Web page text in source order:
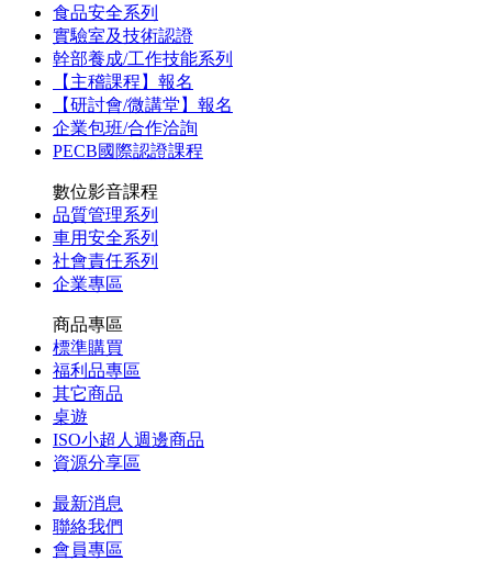
食品安全系列
實驗室及技術認證
幹部養成/工作技能系列
【主稽課程】報名
【研討會/微講堂】報名
企業包班/合作洽詢
PECB國際認證課程
數位影音課程
品質管理系列
車用安全系列
社會責任系列
企業專區
商品專區
標準購買
福利品專區
其它商品
桌遊
ISO小超人週邊商品
資源分享區
最新消息
聯絡我們
會員專區